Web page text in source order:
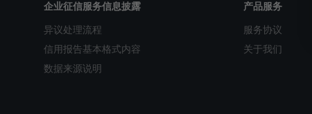
企业征信服务信息披露
异议处理流程
信用报告基本格式内容
数据来源说明
产品服务
服务协议
关于我们